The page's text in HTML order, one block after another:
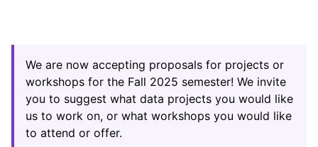
We are now accepting proposals for projects or
workshops for the Fall 2025 semester! We invite
you to suggest what data projects you would like
us to work on, or what workshops you would like
to attend or offer.